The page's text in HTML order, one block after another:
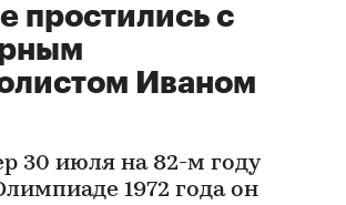
простились с
Иваном
30 июля на 82-м году
1972 года он